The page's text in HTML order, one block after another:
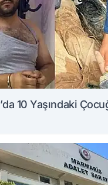
10 Yaşındaki